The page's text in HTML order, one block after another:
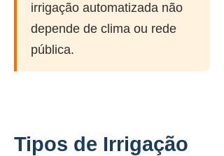
irrigação automatizada não
depende de clima ou rede
pública.
Tipos de Irrigação